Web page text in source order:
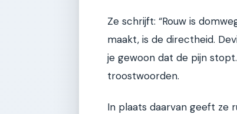
Ze schrijft: “Rouw is
maakt, is de directheid.
je gewoon dat de pijn
troostwoorden.
In plaats daarvan geeft ze